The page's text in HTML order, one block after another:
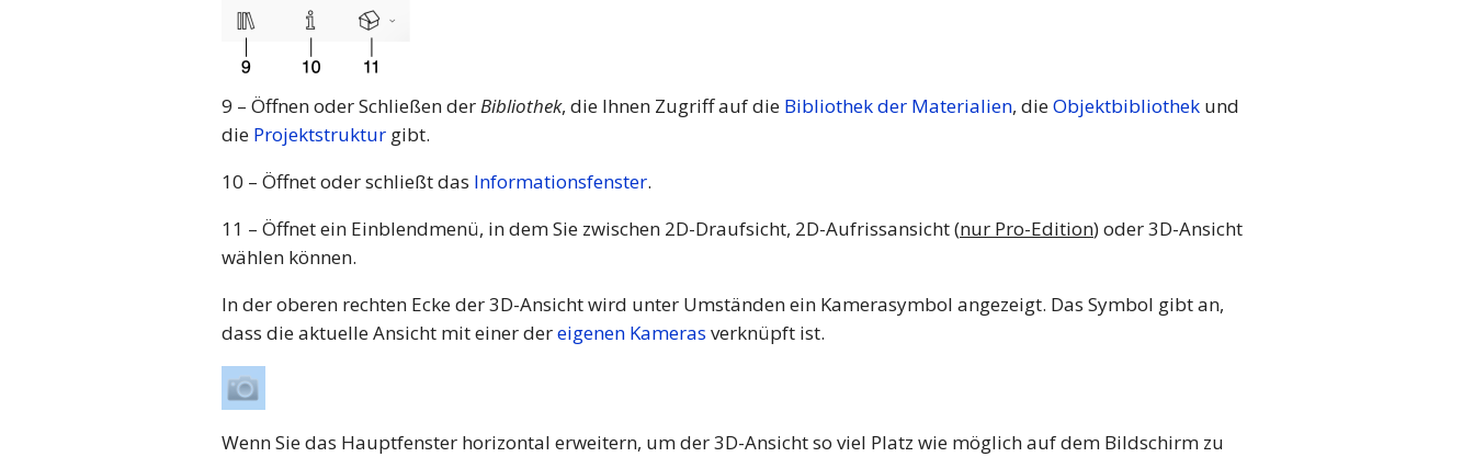
9 – Öffnen oder Schließen derBibliothek, die Ihnen Zugriff auf die Bibliothek der Materialien, dieObjektbibliothek und
die Projektstruktur gibt.
10 – Öffnet oder schließt das Informationsfenster.
11 – Öffnet ein Einblendmenü, in dem Sie zwischen 2D-Draufsicht, 2D-Aufrissansicht (nur Pro-Edition) oder 3D-Ansicht
wählen können.
In der oberen rechten Ecke der 3D-Ansicht wird unter Umständen ein Kamerasymbol angezeigt. Das Symbol gibt an,
dass die aktuelle Ansicht mit einer dereigenen Kameras verknüpft ist.
Wenn Sie das Hauptfenster horizontal erweitern, um der 3D-Ansicht so viel Platz wie möglich auf dem Bildschirm zu